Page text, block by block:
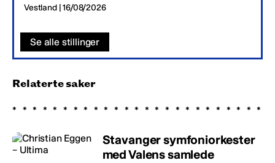
Vestland | 16/08/2026
Se alle stillinger
Relaterte saker
Stavanger symfoniorkester
med Valens samlede